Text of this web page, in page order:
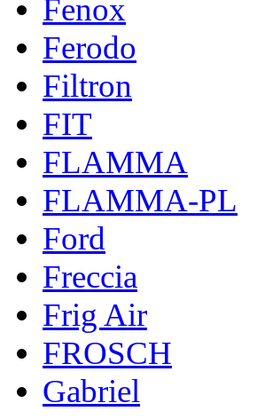
Fenox
Ferodo
Filtron
FIT
FLAMMA
FLAMMA-PL
Ford
Freccia
Frig Air
FROSCH
Gabriel